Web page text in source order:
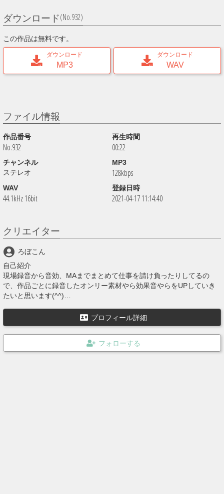
ダウンロード(No.932)
この作品は無料です。
ダウンロード
MP3
ダウンロード
WAV
ファイル情報
作品番号
No.932
再生時間
00:22
チャンネル
ステレオ
MP3
128kbps
WAV
44.1kHz 16bit
登録日時
2021-04-17 11:14:40
クリエイター
ろぼこん
自己紹介
現場録音から音効、MAまでまとめて仕事を請け負ったりしてるの
で、作品ごとに録音したオンリー素材やら効果音やらをUPしていき
たいと思います(^^)
プロフィール詳細